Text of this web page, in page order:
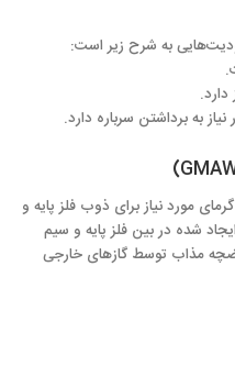
به شرح زیر است:
به برداشتن سرباره دارد.
مورد نیاز برای ذوب فلز پایه و
شده در بین فلز پایه و سیم
مذاب توسط گازهای خارجی